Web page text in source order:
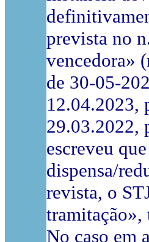
prevista no
vencedora»
de 30-05-
12.04.2023,
29.03.2022,
escreveu
dispensa/
revista, o
No caso em